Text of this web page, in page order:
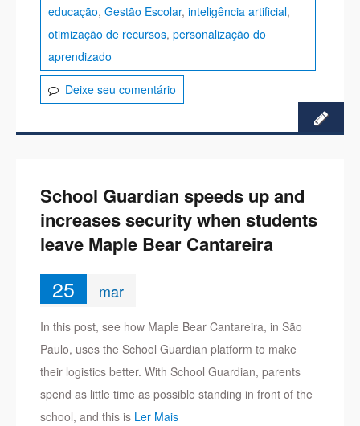
educação,Gestão Escolar,inteligência artificial,
otimização de recursos,personalização do
aprendizado
Deixe seu comentário
School Guardian speeds up and
increases security when students
leave Maple Bear Cantareira
25 mar
In this post, see how Maple Bear Cantareira, in São
Paulo, uses the School Guardian platform to make
their logistics better. With School Guardian, parents
spend as little time as possible standing in front of the
school, and this is Ler Mais